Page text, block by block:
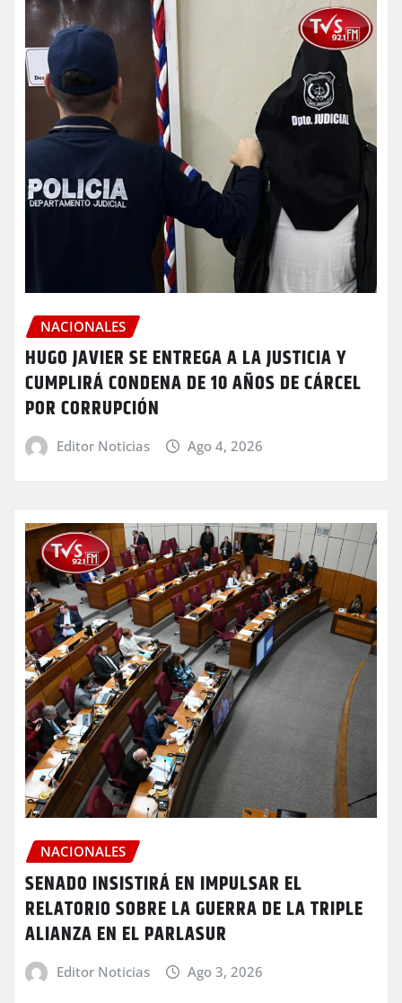
NACIONALES
HUGO JAVIER SE ENTREGA A LA JUSTICIA Y
CUMPLIRÁ CONDENA DE 10 AÑOS DE CÁRCEL
POR CORRUPCIÓN
Editor Noticias Ago 4, 2026
NACIONALES
SENADO INSISTIRÁ EN IMPULSAR EL
RELATORIO SOBRE LA GUERRA DE LA TRIPLE
ALIANZA EN EL PARLASUR
Editor Noticias Ago 3, 2026